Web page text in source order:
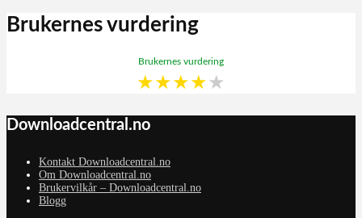
Brukernes vurdering
Brukernes vurdering
★★★★★
Downloadcentral.no
Kontakt Downloadcentral.no
Om Downloadcentral.no
Brukervilkår – Downloadcentral.no
Blogg